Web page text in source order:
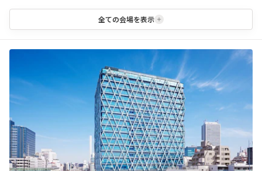
全ての会場を表示